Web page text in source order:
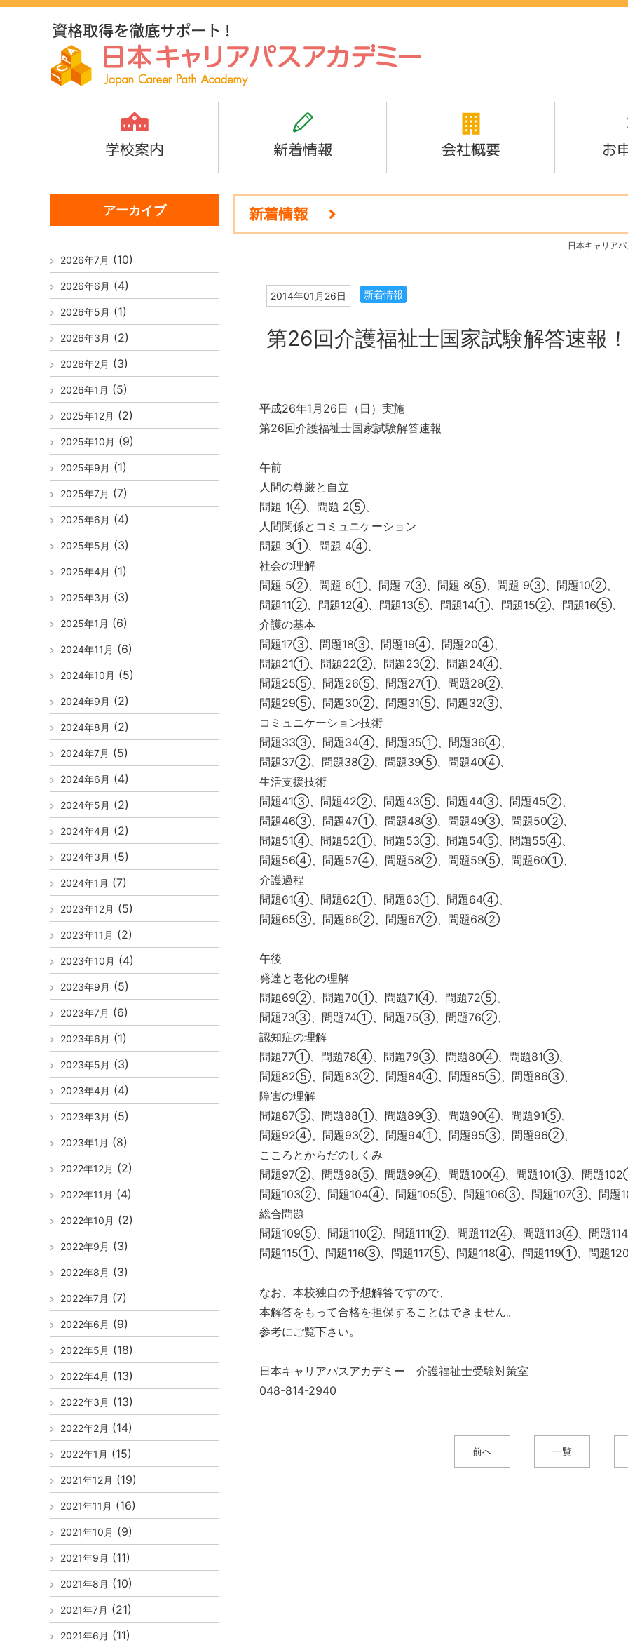
学校案内 新着情報 会社概要 お
新着情報
日本キャリア
2014年01月26日 新着情報
第26回介護福祉士国家試験解答速報！
平成26年1月26日（日）実施
第26回介護福祉士国家試験解答速報
午前
人間の尊厳と自立
問題 1④、問題 2⑤、
人間関係とコミュニケーション
問題 3①、問題 4④、
社会の理解
問題 5②、問題 6①、問題 7③、問題 8⑤、問題 9③、問題10②、
問題11②、問題12④、問題13⑤、問題14①、問題15②、問題16⑤、
介護の基本
問題17③、問題18③、問題19④、問題20④、
問題21①、問題22②、問題23②、問題24④、
問題25⑤、問題26⑤、問題27①、問題28②、
問題29⑤、問題30②、問題31⑤、問題32③、
コミュニケーション技術
問題33③、問題34④、問題35①、問題36④、
問題37②、問題38②、問題39⑤、問題40④、
生活支援技術
問題41③、問題42②、問題43⑤、問題44③、問題45②、
問題46③、問題47①、問題48③、問題49③、問題50②、
問題51④、問題52①、問題53③、問題54⑤、問題55④、
問題56④、問題57④、問題58②、問題59⑤、問題60①、
介護過程
問題61④、問題62①、問題63①、問題64④、
問題65③、問題66②、問題67②、問題68②
午後
発達と老化の理解
問題69②、問題70①、問題71④、問題72⑤、
問題73③、問題74①、問題75③、問題76②、
認知症の理解
問題77①、問題78④、問題79③、問題80④、問題81③、
問題82⑤、問題83②、問題84④、問題85⑤、問題86③、
障害の理解
問題87⑤、問題88①、問題89③、問題90④、問題91⑤、
問題92④、問題93②、問題94①、問題95③、問題96②、
こころとからだのしくみ
問題97②、問題98⑤、問題99④、問題100④、問題101③、問題
問題103②、問題104④、問題105⑤、問題106③、問題107③、問題
総合問題
問題109⑤、問題110②、問題111②、問題112④、問題113④、問題
問題115①、問題116③、問題117⑤、問題118④、問題119①、問題
なお、本校独自の予想解答ですので、
本解答をもって合格を担保することはできません。
参考にご覧下さい。
日本キャリアパスアカデミー 介護福祉士受験対策室
048-814-2940
前へ 一覧
アーカイブ
2026年7月 (10)
2026年6月 (4)
2026年5月 (1)
2026年3月 (2)
2026年2月 (3)
2026年1月 (5)
2025年12月 (2)
2025年10月 (9)
2025年9月 (1)
2025年7月 (7)
2025年6月 (4)
2025年5月 (3)
2025年4月 (1)
2025年3月 (3)
2025年1月 (6)
2024年11月 (6)
2024年10月 (5)
2024年9月 (2)
2024年8月 (2)
2024年7月 (5)
2024年6月 (4)
2024年5月 (2)
2024年4月 (2)
2024年3月 (5)
2024年1月 (7)
2023年12月 (5)
2023年11月 (2)
2023年10月 (4)
2023年9月 (5)
2023年7月 (6)
2023年6月 (1)
2023年5月 (3)
2023年4月 (4)
2023年3月 (5)
2023年1月 (8)
2022年12月 (2)
2022年11月 (4)
2022年10月 (2)
2022年9月 (3)
2022年8月 (3)
2022年7月 (7)
2022年6月 (9)
2022年5月 (18)
2022年4月 (13)
2022年3月 (13)
2022年2月 (14)
2022年1月 (15)
2021年12月 (19)
2021年11月 (16)
2021年10月 (9)
2021年9月 (11)
2021年8月 (10)
2021年7月 (21)
2021年6月 (11)